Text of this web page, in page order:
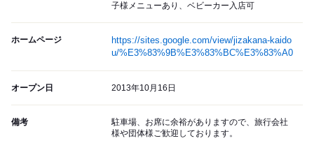
子様メニューあり、ベビーカー入店可
ホームページ
https://sites.google.com/view/jizakana-kaido
u/%E3%83%9B%E3%83%BC%E3%83%A0
オープン日 2013年10月16日
備考
駐車場、お席に余裕がありますので、旅行会社
様や団体様ご歓迎しております。